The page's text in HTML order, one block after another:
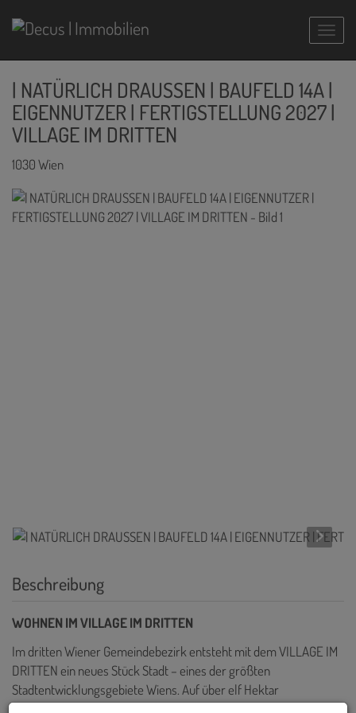
| NATÜRLICH DRAUSSEN | BAUFELD 14A |
EIGENNUTZER | FERTIGSTELLUNG 2027 |
VILLAGE IM DRITTEN
1030 Wien
Beschreibung
WOHNEN IM VILLAGE IM DRITTEN
Im dritten Wiener Gemeindebezirk entsteht mit dem VILLAGE IM
DRITTEN ein neues Stück Stadt – eines der größten
Stadtentwicklungsgebiete Wiens. Auf über elf Hektar